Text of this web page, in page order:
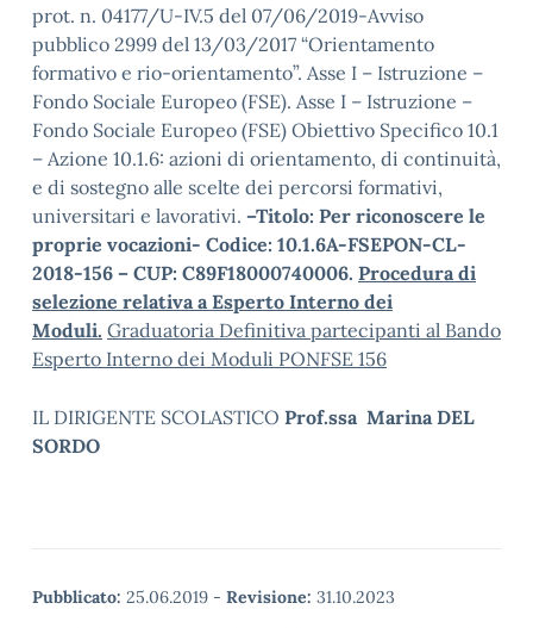
prot. n. 04177/U-IV.5 del 07/06/2019-Avviso
pubblico 2999 del 13/03/2017 “Orientamento
formativo e rio-orientamento”. Asse I – Istruzione –
Fondo Sociale Europeo (FSE). Asse I – Istruzione –
Fondo Sociale Europeo (FSE) Obiettivo Specifico 10.1
– Azione 10.1.6: azioni di orientamento, di continuità,
e di sostegno alle scelte dei percorsi formativi,
universitari e lavorativi. –Titolo: Per riconoscere le
proprie vocazioni- Codice: 10.1.6A-FSEPON-CL-
2018-156 – CUP: C89F18000740006. Procedura di
selezione relativa a Esperto Interno dei
Moduli. Graduatoria Definitiva partecipanti al Bando
Esperto Interno dei Moduli PONFSE 156
IL DIRIGENTE SCOLASTICO Prof.ssa Marina DEL
SORDO
Pubblicato: 25.06.2019 - Revisione: 31.10.2023